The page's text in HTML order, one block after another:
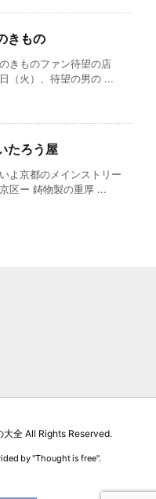
きもの
きものファン待望の店
（火）、待望の男の ...
たろう屋
よ京都のメインストリー
区ー 鋳物製の重厚 ...
大全All Rights Reserved.
by "Thought is free".